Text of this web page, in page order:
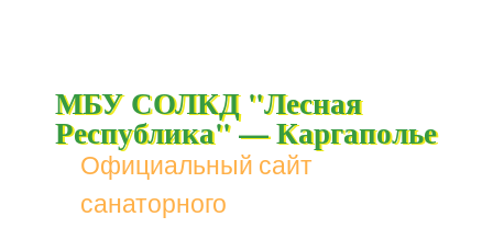
МБУ СОЛКД "Лесная
Республика" — Каргаполье
Официальный сайт
санаторного